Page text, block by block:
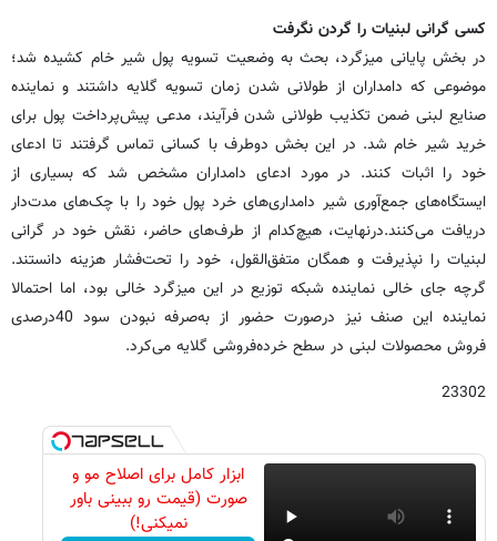
کسی گرانی لبنیات را گردن نگرفت
در بخش پایانی میزگرد، بحث به وضعیت تسویه پول شیر خام کشیده شد؛
موضوعی که دامداران از طولانی شدن زمان تسویه گلایه داشتند و نماینده
صنایع لبنی ضمن تکذیب طولانی شدن فرآیند، مدعی پیش‌پرداخت پول برای
خرید شیر خام شد. در این بخش دوطرف با کسانی تماس گرفتند تا ادعای
خود را اثبات کنند. در مورد ادعای دامداران مشخص شد که بسیاری از
ایستگاه‌های جمع‌آوری شیر دامداری‌های خرد پول خود را با چک‌های مدت‌دار
دریافت می‌کنند.درنهایت، هیچ‌کدام از طرف‌های حاضر، نقش خود در گرانی
لبنیات را نپذیرفت و همگان متفق‌القول، خود را تحت‌فشار هزینه دانستند.
گرچه جای خالی نماینده شبکه توزیع در این میزگرد خالی بود، اما احتمالا
نماینده این صنف نیز درصورت حضور از به‌صرفه نبودن سود 40درصدی
فروش محصولات لبنی در سطح خرده‌فروشی گلایه می‌کرد.
23302
ابزار کامل برای اصلاح مو و
صورت (قیمت رو ببینی باور
نمیکنی!)